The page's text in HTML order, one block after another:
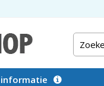
informatie